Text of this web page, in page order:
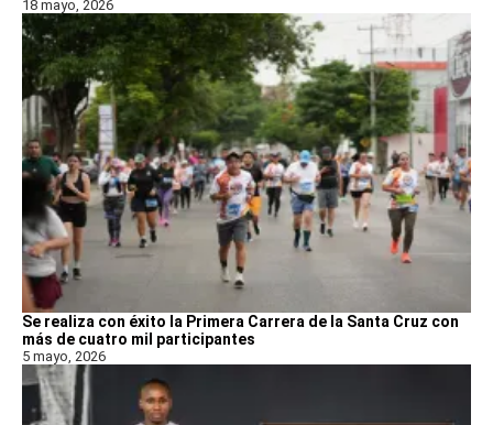
18 mayo, 2026
Se realiza con éxito la Primera Carrera de la Santa Cruz con
más de cuatro mil participantes
5 mayo, 2026